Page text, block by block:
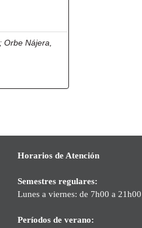
;Orbe Nájera,
Horarios de Atención
Semestres regulares:
Lunes a viernes: de 7h00 a 21h00
Períodos de verano: